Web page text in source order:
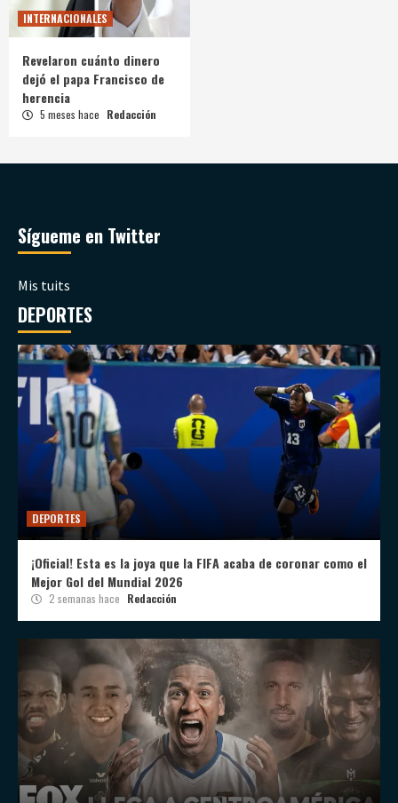
INTERNACIONALES
Revelaron cuánto dinero
dejó el papa Francisco de
herencia
5 meses hace Redacción
Sígueme en Twitter
Mis tuits
DEPORTES
DEPORTES
¡Oficial! Esta es la joya que la FIFA acaba de coronar como el
Mejor Gol del Mundial 2026
2 semanas hace Redacción